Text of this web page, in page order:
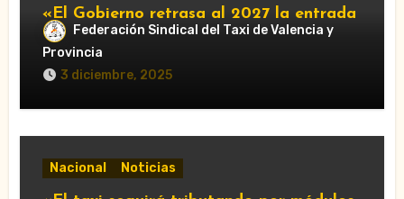
«El Gobierno retrasa al 2027 la entrada
en vigor de ‘Verifactu’, la nueva
normativa de facturación electrónica»
Federación Sindical del Taxi de Valencia y
Provincia
3 diciembre, 2025
Nacional Noticias